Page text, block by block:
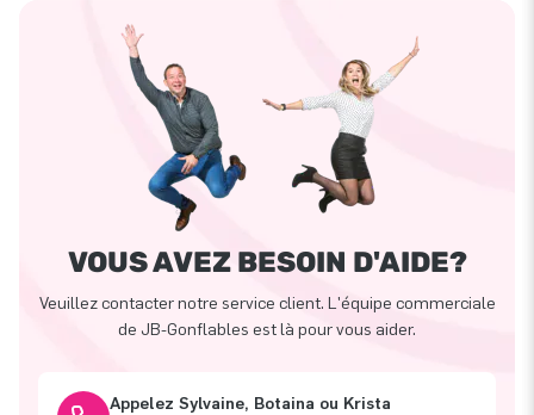
VOUS AVEZ BESOIN D'AIDE?
Veuillez contacter notre service client. L'équipe commerciale
de JB-Gonflables est là pour vous aider.
Appelez Sylvaine, Botaina ou Krista